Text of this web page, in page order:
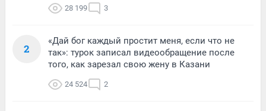
28 199 3
2
«Дай бог каждый простит меня, если что не
так»: турок записал видеообращение после
того, как зарезал свою жену в Казани
24 524 2